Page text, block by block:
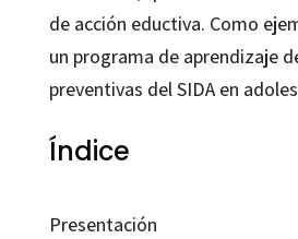
de acción eductiva. Como
un programa de aprendizaje
preventivas del SIDA en
Índice
Presentación